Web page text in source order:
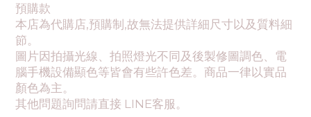
預購款
本店為代購店,預購制,故無法提供詳細尺寸以及質料細
節。
圖片因拍攝光線、拍照燈光不同及後製修圖調色、電
腦手機設備顯色等皆會有些許色差。商品一律以實品
顏色為主。
其他問題詢問請直接 LINE客服。